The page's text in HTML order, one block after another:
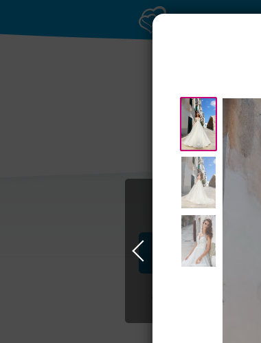
Банкет до 1500
Профессионалы и
Свадьба в Самаре
Подбор